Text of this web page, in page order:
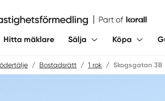
Hitta mäklare Sälja Köpa
/ Bostadsrätt / 1 rok / Skogsgatan 3B